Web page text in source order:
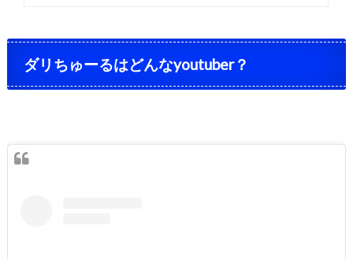
ダリちゅーるはどんなyoutuber？